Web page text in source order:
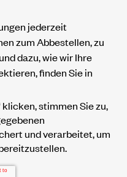
jederzeit
zum Abbestellen, zu
dazu, wie wir Ihre
finden Sie in
klicken, stimmen Sie zu,
und verarbeitet, um